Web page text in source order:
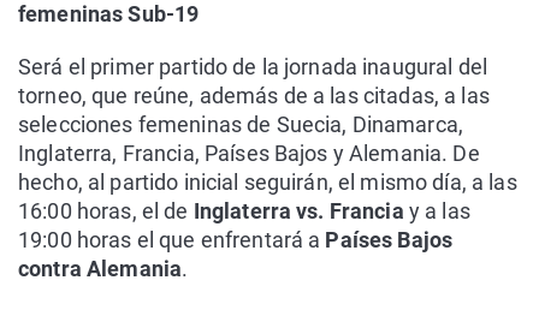
femeninas Sub-19
Será el primer partido de la jornada inaugural del
torneo, que reúne, además de a las citadas, a las
selecciones femeninas de Suecia, Dinamarca,
Inglaterra, Francia, Países Bajos y Alemania. De
hecho, al partido inicial seguirán, el mismo día, a las
16:00 horas, el de Inglaterra vs. Francia y a las
19:00 horas el que enfrentará a Países Bajos
contra Alemania.